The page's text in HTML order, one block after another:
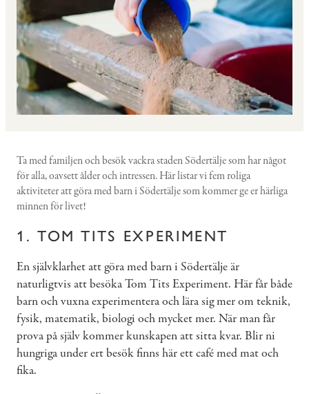
Ta med familjen och besök vackra staden Södertälje som har något
för alla, oavsett ålder och intressen. Här listar vi fem roliga
aktiviteter att göra med barn i Södertälje som kommer ge er härliga
minnen för livet!
1. TOM TITS EXPERIMENT
En självklarhet att göra med barn i Södertälje är
naturligtvis att besöka Tom Tits Experiment. Här får både
barn och vuxna experimentera och lära sig mer om teknik,
fysik, matematik, biologi och mycket mer. När man får
prova på själv kommer kunskapen att sitta kvar. Blir ni
hungriga under ert besök finns här ett café med mat och
fika.